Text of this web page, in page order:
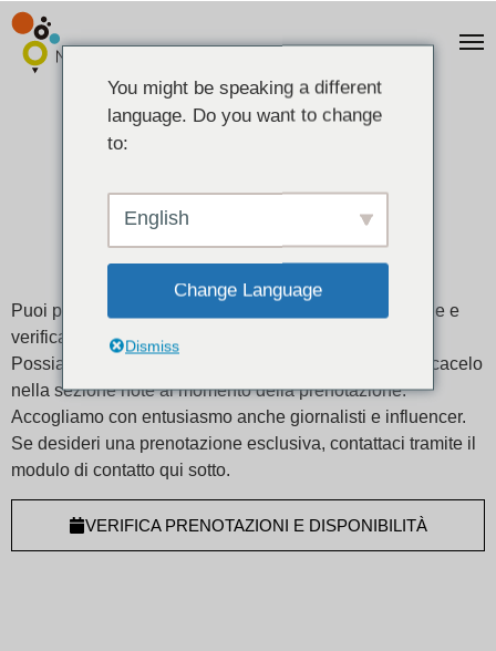
Prenotazione e disponibilità
Puoi prenotare facilmente i vari corsi fatti a mano online e
verificare la disponibilità.
Possiamo anche fornire stanze private, quindi comunicacelo
nella sezione note al momento della prenotazione.
Accogliamo con entusiasmo anche giornalisti e influencer.
Se desideri una prenotazione esclusiva, contattaci tramite il
modulo di contatto qui sotto.
VERIFICA PRENOTAZIONI E DISPONIBILITÀ
You might be speaking a different
language. Do you want to change
to:
English
Change Language
Dismiss